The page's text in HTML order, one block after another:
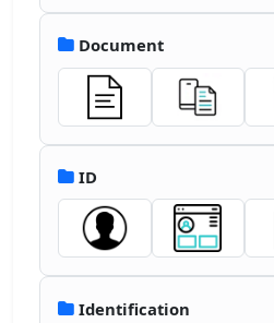
Document
ID
Identification